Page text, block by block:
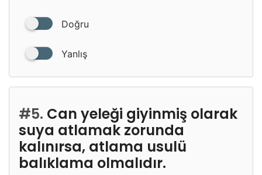
Doğru
Yanlış
#5. Can yeleği giyinmiş olarak
suya atlamak zorunda
kalınırsa, atlama usulü
balıklama olmalıdır.